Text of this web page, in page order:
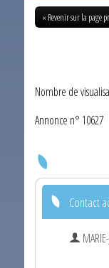
« Revenir sur la page
Nombre de
Annonce n° 10627
Contact